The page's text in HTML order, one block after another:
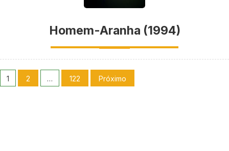
Homem-Aranha (1994)
1 2 … 122 Próximo